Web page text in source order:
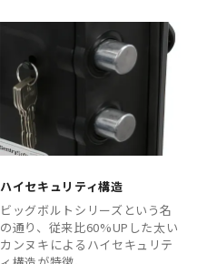
ハイセキュリティ構造
ビッグボルトシリーズという名
の通り、従来比60%UPした太い
カンヌキによるハイセキュリテ